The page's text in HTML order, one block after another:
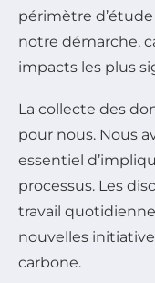
périmètre
notre démarche,
impacts les plus
La collecte des
pour nous. Nous
essentiel
processus. Les
travail
nouvelles
carbone.